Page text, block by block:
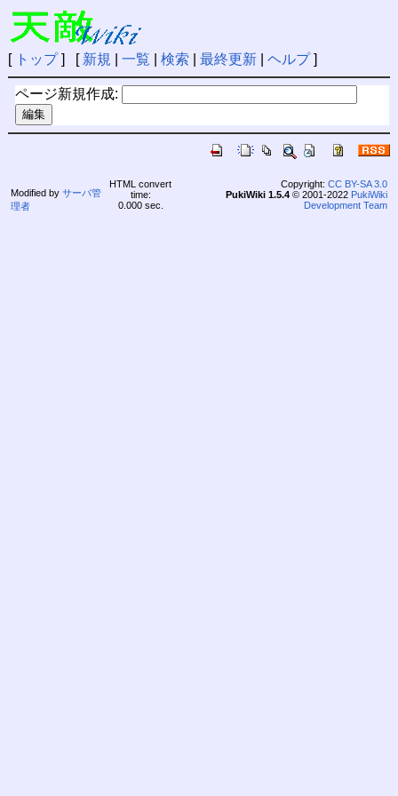
[ トップ] [ 新規 一覧 検索 最終更新| ヘルプ]
ページ新規作成:
Modified by サーバ管
理者
HTML convert
time:
0.000 sec.
Copyright: CC BY-SA 3.0
PukiWiki 1.5.4© 2001-2022 PukiWiki
Development Team